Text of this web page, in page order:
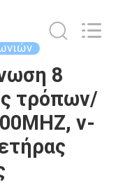
8
τρόπων/
ν-